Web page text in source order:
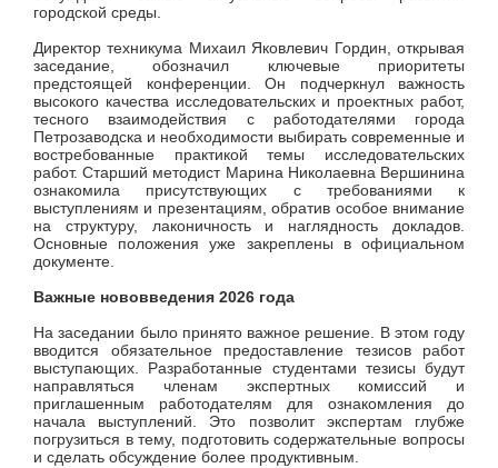
городской среды.
Директор техникума Михаил Яковлевич Гордин, открывая
заседание, обозначил ключевые приоритеты
предстоящей конференции. Он подчеркнул важность
высокого качества исследовательских и проектных работ,
тесного взаимодействия с работодателями города
Петрозаводска и необходимости выбирать современные и
востребованные практикой темы исследовательских
работ. Старший методист Марина Николаевна Вершинина
ознакомила присутствующих с требованиями к
выступлениям и презентациям, обратив особое внимание
на структуру, лаконичность и наглядность докладов.
Основные положения уже закреплены в официальном
документе.
Важные нововведения 2026 года
На заседании было принято важное решение. В этом году
вводится обязательное предоставление тезисов работ
выступающих. Разработанные студентами тезисы будут
направляться членам экспертных комиссий и
приглашенным работодателям для ознакомления до
начала выступлений. Это позволит экспертам глубже
погрузиться в тему, подготовить содержательные вопросы
и сделать обсуждение более продуктивным.